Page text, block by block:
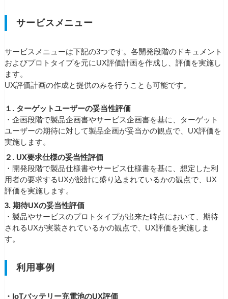
サービスメニュー
サービスメニューは下記の3つです。各開発段階のドキュメント
およびプロトタイプを元にUX評価計画を作成し、評価を実施し
ます。
UX評価計画の作成と提供のみを行うことも可能です。
１. ターゲットユーザーの妥当性評価
・企画段階で製品企画書やサービス企画書を基に、ターゲット
ユーザーの期待に対して製品企画が妥当かの観点で、UX評価を
実施します。
２. UX要求仕様の妥当性評価
・開発段階で製品仕様書やサービス仕様書を基に、想定した利
用者の要求するUXが設計に盛り込まれているかの観点で、UX
評価を実施します。
3. 期待UXの妥当性評価
・製品やサービスのプロトタイプが出来た時点において、期待
されるUXが実装されているかの観点で、UX評価を実施しま
す。
利用事例
・IoTバッテリー充電池のUX評価